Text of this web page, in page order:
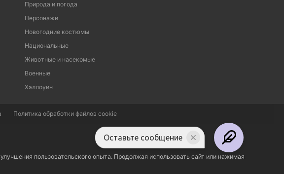
Природа и погода
Персонажи
Новогодние костюмы
Национальные
Животные и насекомые
Военные
Хэллоуин
Политика обработки файлов cookie
пользовательского опыта. Продолжая использовать сайт или нажимая
Оставьте сообщение